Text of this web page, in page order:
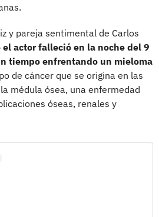
y pareja sentimental de Carlos
el actor falleció en la noche del 9
tiempo enfrentando un mieloma
de cáncer que se origina en las
médula ósea, una enfermedad
óseas, renales y